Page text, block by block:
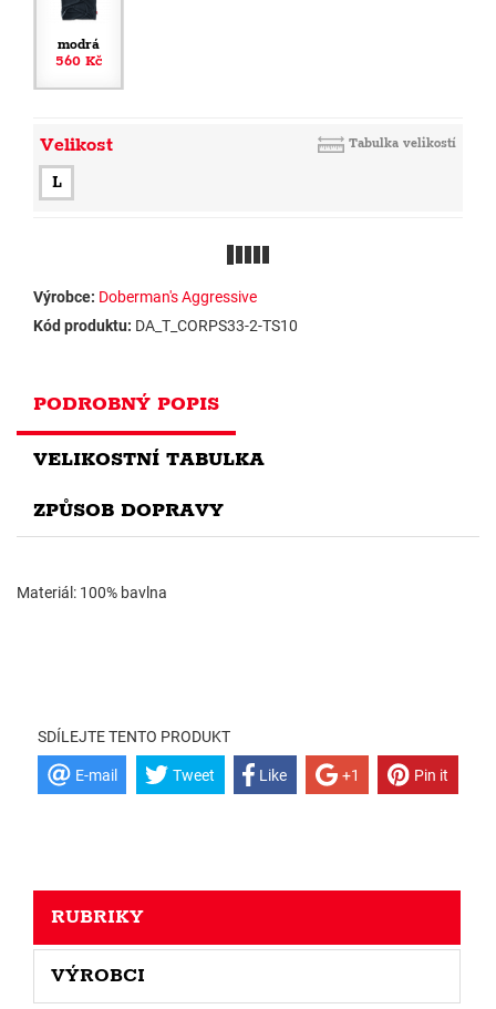
modrá
560 Kč
Velikost Tabulka velikostí
L
Výrobce: Doberman's Aggressive
Kód produktu: DA_T_CORPS33-2-TS10
PODROBNÝ POPIS
VELIKOSTNÍ TABULKA
ZPŮSOB DOPRAVY
Materiál: 100% bavlna
SDÍLEJTE TENTO PRODUKT
E-mail Tweet Like +1 Pin it
RUBRIKY
VÝROBCI